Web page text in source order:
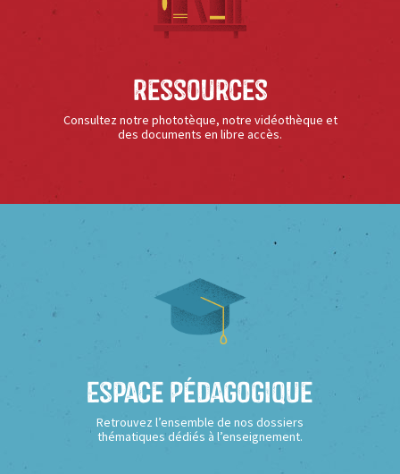
Ressources
Consultez notre phototèque, notre vidéothèque et
des documents en libre accès.
Espace Pédagogique
Retrouvez l’ensemble de nos dossiers
thématiques dédiés à l’enseignement.